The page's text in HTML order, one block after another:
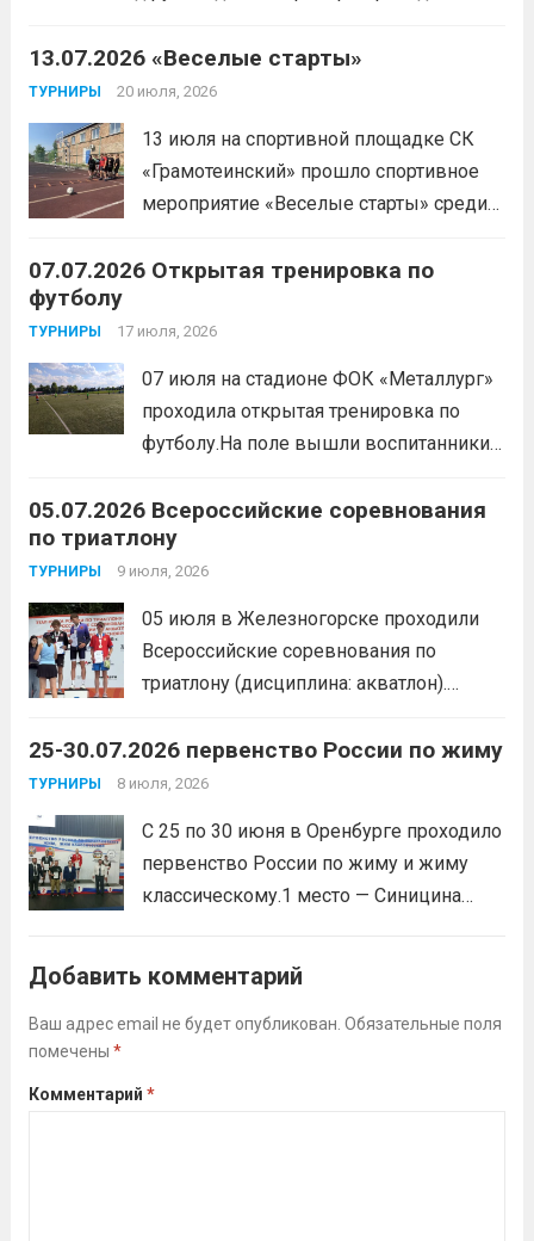
Сергеевича. Участники продемонстрировали
скоростные качества, силовую выносливость и
координацию.
13.07.2026 «Веселые старты»
ТУРНИРЫ 20 июля, 2026
13 июля на спортивной площадке СК
«Грамотеинский» прошло спортивное
мероприятие «Веселые старты» среди
шайбой».Несмотря на
мероприятия, главной целью
организаторы ставили сплочение
коллектива и пропаганду здорового
образа жизни. По итогам прохождения
всех этапов участники
07.07.2026 Открытая тренировка по
футболу
ТУРНИРЫ 17 июля, 2026
07 июля на стадионе ФОК «Металлург»
проходила открытая тренировка по
футболу.На поле вышли воспитанники
Участники отработали технику владения
мячом и сыграли несколько коротких
товарищеских матчей.
05.07.2026 Всероссийские соревнования
по триатлону
ТУРНИРЫ 9 июля, 2026
05 июля в Железногорске проходили
Всероссийские соревнования по
триатлону (дисциплина: акватлон).
Макарова, Серов Станислав, занял 1
место. Подготовила спортсмена тренер-
Викторовна.Читать дальше
25-30.07.2026 первенство России по жиму
ТУРНИРЫ 8 июля, 2026
С 25 по 30 июня в Оренбурге проходило
первенство России по жиму и жиму
классическому.1 место — Синицина
(тренер Задорина Я.С.)
Добавить комментарий
Ваш адрес email не будет опубликован. Обязательные поля
помечены *
Комментарий *